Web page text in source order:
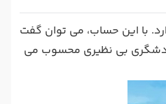
با این حساب، می توان گفت
بی نظیری محسوب می